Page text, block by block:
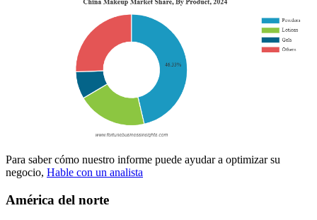
Para saber cómo nuestro informe puede ayudar a optimizar su
negocio, Hable con un analista
América del norte